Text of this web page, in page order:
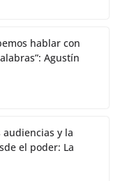
hablar con
Agustín
audiencias y la
el poder: La